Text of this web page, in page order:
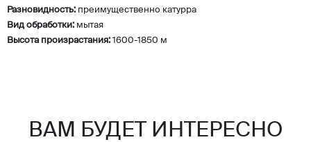
Разновидность: преимущественно катурра
Вид обработки: мытая
Высота произрастания: 1600-1850 м
ВАМ БУДЕТ ИНТЕРЕСНО